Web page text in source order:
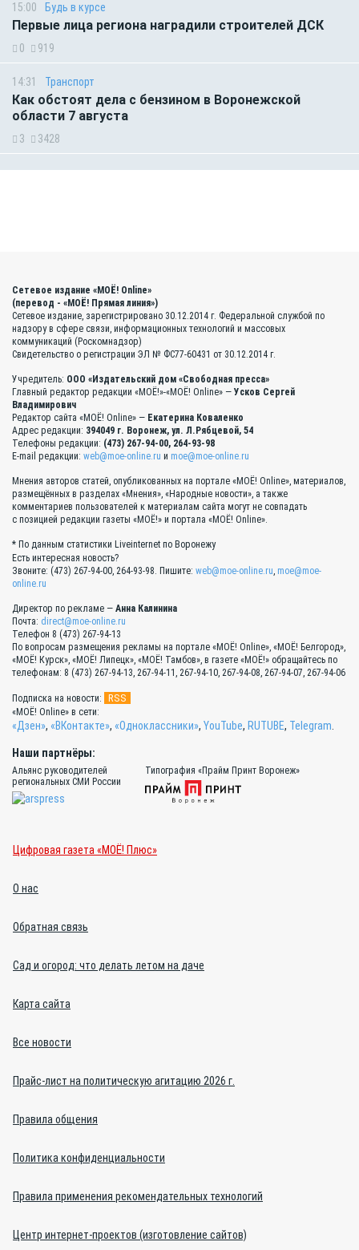
15:00 Будь в курсе
Первые лица региона наградили строителей ДСК
0 919
14:31 Транспорт
Как обстоят дела с бензином в Воронежской
области 7 августа
3 3428
Сетевое издание «МОЁ! Online»
(перевод - «МОЁ! Прямая линия»)
Сетевое издание, зарегистрировано 30.12.2014 г. Федеральной службой по
надзору в сфере связи, информационных технологий и массовых
коммуникаций (Роскомнадзор)
Свидетельство о регистрации ЭЛ № ФС77-60431 от 30.12.2014 г.
Учредитель: ООО «Издательский дом «Свободная пресса»
Главный редактор редакции «МОЁ!»-«МОЁ! Online» — Усков Сергей
Владимирович
Редактор сайта «МОЁ! Online» — Екатерина Коваленко
Адрес редакции: 394049 г. Воронеж, ул. Л.Рябцевой, 54
Телефоны редакции: (473) 267-94-00, 264-93-98
E-mail редакции: web@moe-online.ru и moe@moe-online.ru
Мнения авторов статей, опубликованных на портале «МОЁ! Online», материалов,
размещённых в разделах «Мнения», «Народные новости», а также
комментариев пользователей к материалам сайта могут не совпадать
с позицией редакции газеты «МОЁ!» и портала «МОЁ! Online».
* По данным статистики Liveinternet по Воронежу
Есть интересная новость?
Звоните: (473) 267-94-00, 264-93-98. Пишите: web@moe-online.ru, moe@moe-
online.ru
Директор по рекламе — Анна Калинина
Почта: direct@moe-online.ru
Телефон 8 (473) 267-94-13
По вопросам размещения рекламы на портале «МОЁ! Online», «МОЁ! Белгород»,
«МОЁ! Курск», «МОЁ! Липецк», «МОЁ! Тамбов», в газете «МОЁ!» обращайтесь по
телефонам: 8 (473) 267-94-13, 267-94-11, 267-94-10, 267-94-08, 267-94-07, 267-94-06
Подписка на новости: RSS
«МОЁ! Online» в сети:
«Дзен», «ВКонтакте», «Одноклассники», YouTube, RUTUBE, Telegram.
Наши партнёры:
Альянс руководителей
региональных СМИ России
Типография «Прайм Принт Воронеж»
Цифровая газета «МОЁ! Плюс»
О нас
Обратная связь
Сад и огород: что делать летом на даче
Карта сайта
Все новости
Прайс-лист на политическую агитацию 2026 г.
Правила общения
Политика конфиденциальности
Правила применения рекомендательных технологий
Центр интернет-проектов (изготовление сайтов)